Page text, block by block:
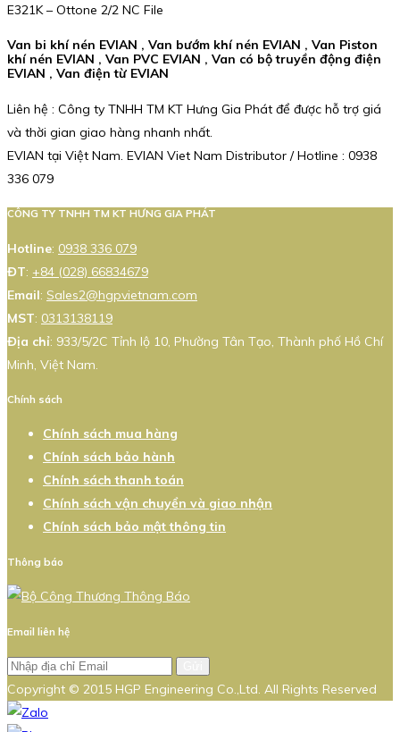
E321K – Ottone 2/2 NC File
Van bi khí nén EVIAN , Van bướm khí nén EVIAN , Van Piston
khí nén EVIAN , Van PVC EVIAN , Van có bộ truyền động điện
EVIAN , Van điện từ EVIAN
Liên hệ : Công ty TNHH TM KT Hưng Gia Phát để được hỗ trợ giá
và thời gian giao hàng nhanh nhất.
EVIAN tại Việt Nam. EVIAN Viet Nam Distributor / Hotline : 0938
336 079
CÔNG TY TNHH TM KT HƯNG GIA PHÁT
Hotline: 0938 336 079
ĐT: +84 (028) 66834679
Email: Sales2@hgpvietnam.com
MST: 0313138119
Địa chỉ: 933/5/2C Tỉnh lộ 10, Phường Tân Tạo, Thành phố Hồ Chí
Minh, Việt Nam.
Chính sách
Chính sách mua hàng
Chính sách bảo hành
Chính sách thanh toán
Chính sách vận chuyển và giao nhận
Chính sách bảo mật thông tin
Thông báo
Email liên hệ
Copyright © 2015 HGP Engineering Co.,Ltd. All Rights Reserved